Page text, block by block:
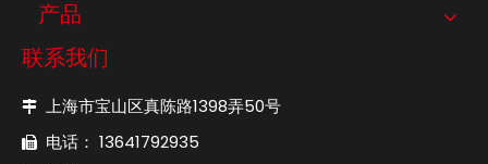
产品
联系我们
 上海市宝山区真陈路1398弄50号
 电话： 13641792935